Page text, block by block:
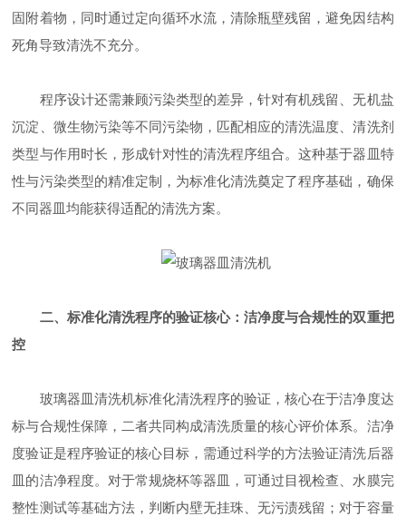
固附着物，同时通过定向循环水流，清除瓶壁残留，避免因结构
死角导致清洗不充分。
程序设计还需兼顾污染类型的差异，针对有机残留、无机盐
沉淀、微生物污染等不同污染物，匹配相应的清洗温度、清洗剂
类型与作用时长，形成针对性的清洗程序组合。这种基于器皿特
性与污染类型的精准定制，为标准化清洗奠定了程序基础，确保
不同器皿均能获得适配的清洗方案。
二、标准化清洗程序的验证核心：洁净度与合规性的双重把
控
玻璃器皿清洗机标准化清洗程序的验证，核心在于洁净度达
标与合规性保障，二者共同构成清洗质量的核心评价体系。洁净
度验证是程序验证的核心目标，需通过科学的方法验证清洗后器
皿的洁净程度。对于常规烧杯等器皿，可通过目视检查、水膜完
整性测试等基础方法，判断内壁无挂珠、无污渍残留；对于容量